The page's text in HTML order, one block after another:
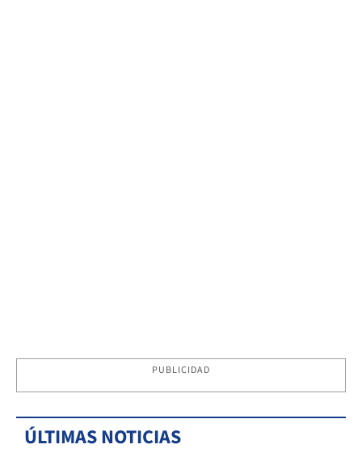
PUBLICIDAD
ÚLTIMAS NOTICIAS